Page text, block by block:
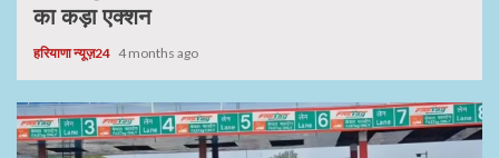
का कड़ा एक्शन
हरियाणा न्यूज़24 4 months ago